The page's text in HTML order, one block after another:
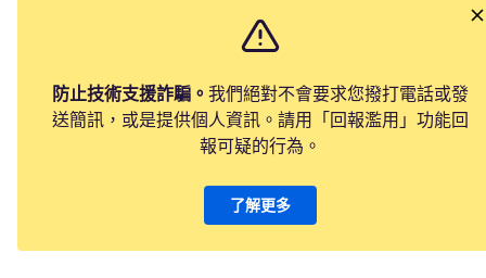
防止技術支援詐騙。 我們絕對不會要求您撥打電話或發
送簡訊，或是提供個人資訊。請用「回報濫用」功能回
報可疑的行為。
了解更多